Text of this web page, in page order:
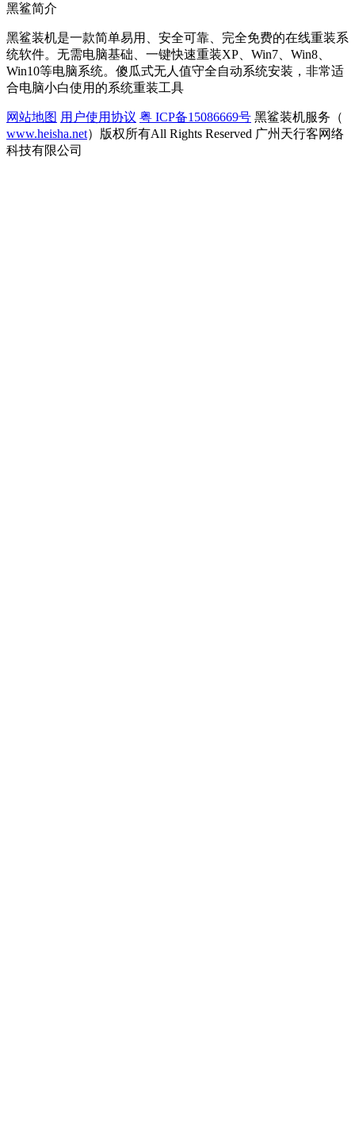
黑鲨简介
黑鲨装机是一款简单易用、安全可靠、完全免费的在线重装系
统软件。无需电脑基础、一键快速重装XP、Win7、Win8、
Win10等电脑系统。傻瓜式无人值守全自动系统安装，非常适
合电脑小白使用的系统重装工具
网站地图 用户使用协议 粤 ICP备15086669号 黑鲨装机服务（
www.heisha.net）版权所有All Rights Reserved 广州天行客网络
科技有限公司